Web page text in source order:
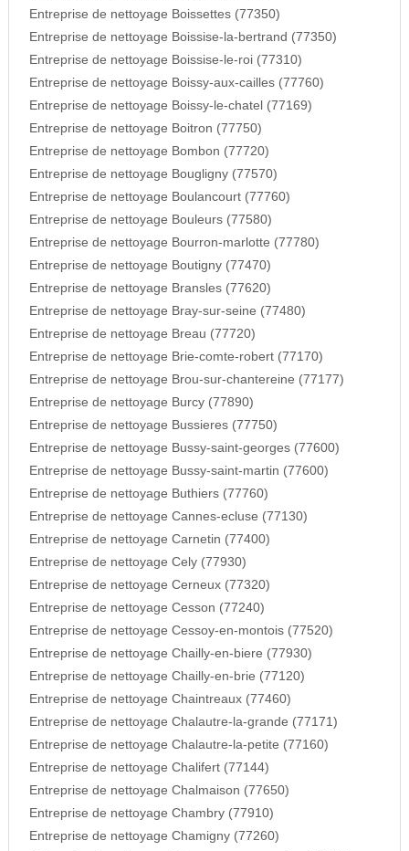
Entreprise de nettoyage Boissettes (77350)
Entreprise de nettoyage Boissise-la-bertrand (77350)
Entreprise de nettoyage Boissise-le-roi (77310)
Entreprise de nettoyage Boissy-aux-cailles (77760)
Entreprise de nettoyage Boissy-le-chatel (77169)
Entreprise de nettoyage Boitron (77750)
Entreprise de nettoyage Bombon (77720)
Entreprise de nettoyage Bougligny (77570)
Entreprise de nettoyage Boulancourt (77760)
Entreprise de nettoyage Bouleurs (77580)
Entreprise de nettoyage Bourron-marlotte (77780)
Entreprise de nettoyage Boutigny (77470)
Entreprise de nettoyage Bransles (77620)
Entreprise de nettoyage Bray-sur-seine (77480)
Entreprise de nettoyage Breau (77720)
Entreprise de nettoyage Brie-comte-robert (77170)
Entreprise de nettoyage Brou-sur-chantereine (77177)
Entreprise de nettoyage Burcy (77890)
Entreprise de nettoyage Bussieres (77750)
Entreprise de nettoyage Bussy-saint-georges (77600)
Entreprise de nettoyage Bussy-saint-martin (77600)
Entreprise de nettoyage Buthiers (77760)
Entreprise de nettoyage Cannes-ecluse (77130)
Entreprise de nettoyage Carnetin (77400)
Entreprise de nettoyage Cely (77930)
Entreprise de nettoyage Cerneux (77320)
Entreprise de nettoyage Cesson (77240)
Entreprise de nettoyage Cessoy-en-montois (77520)
Entreprise de nettoyage Chailly-en-biere (77930)
Entreprise de nettoyage Chailly-en-brie (77120)
Entreprise de nettoyage Chaintreaux (77460)
Entreprise de nettoyage Chalautre-la-grande (77171)
Entreprise de nettoyage Chalautre-la-petite (77160)
Entreprise de nettoyage Chalifert (77144)
Entreprise de nettoyage Chalmaison (77650)
Entreprise de nettoyage Chambry (77910)
Entreprise de nettoyage Chamigny (77260)